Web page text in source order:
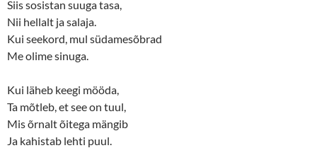
Siis sosistan suuga tasa,
Nii hellalt ja salaja.
Kui seekord, mul südamesõbrad
Me olime sinuga.
Kui läheb keegi mööda,
Ta mõtleb, et see on tuul,
Mis õrnalt õitega mängib
Ja kahistab lehti puul.